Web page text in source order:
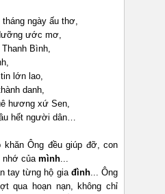
ngày ấu thơ,
ước mơ,
Thanh Bình,
lớn lao,
danh,
hương xứ Sen,
hết người dân…
khăn Ông đều giúp đỡ, con
nhớ của mình...
tay từng hộ gia đình... Ông
qua hoạn nạn, không chỉ